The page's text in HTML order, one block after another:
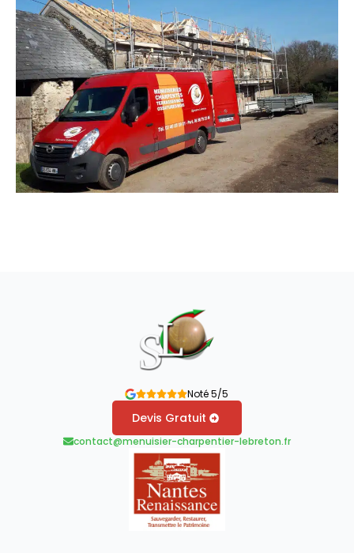
Noté 5/5
Devis Gratuit
contact@menuisier-charpentier-lebreton.fr